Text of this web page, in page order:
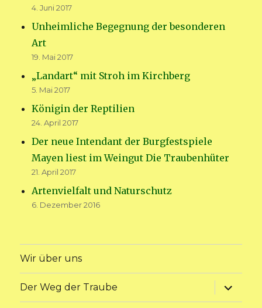
4. Juni 2017
Unheimliche Begegnung der besonderen
Art
19. Mai 2017
„Landart“ mit Stroh im Kirchberg
5. Mai 2017
Königin der Reptilien
24. April 2017
Der neue Intendant der Burgfestspiele
Mayen liest im Weingut Die Traubenhüter
21. April 2017
Artenvielfalt und Naturschutz
6. Dezember 2016
Wir über uns
Der Weg der Traube